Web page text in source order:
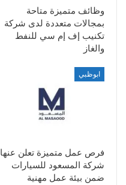
وظائف متميزة متاحة
بمجالات متعددة لدى شركة
تكنيب إف إم سي للنفط
والغاز
ابوظبي
فرص عمل متميزة تعلن عنها
شركة المسعود للسيارات
ضمن بيئة عمل مهنية